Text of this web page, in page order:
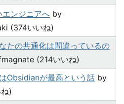
エンジニアへ by
(374いいね)
たの共通化は間違っているの
(214いいね)
Obsidianが最高という話 by
)